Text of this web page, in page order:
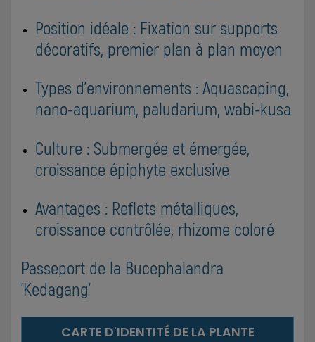
Position idéale : Fixation sur supports
décoratifs, premier plan à plan moyen
Types d'environnements : Aquascaping,
nano-aquarium, paludarium, wabi-kusa
Culture : Submergée et émergée,
croissance épiphyte exclusive
Avantages : Reflets métalliques,
croissance contrôlée, rhizome coloré
Passeport de la Bucephalandra
'Kedagang'
CARTE D'IDENTITÉ DE LA PLANTE